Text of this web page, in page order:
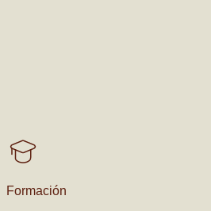
Formación